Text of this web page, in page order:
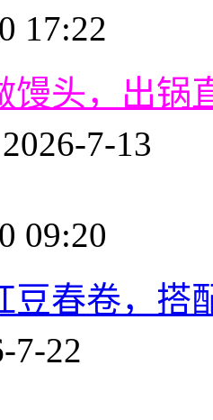
17:22
馒头，出锅
2026-7-13
09:20
豆春卷，搭
7-22